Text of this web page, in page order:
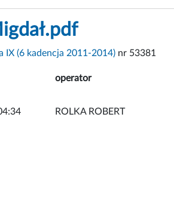
IX (6 kadencja 2011-2014) nr 53381
operator
ROLKA ROBERT